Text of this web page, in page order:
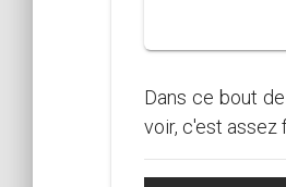
Dans ce bout
voir, c'est assez